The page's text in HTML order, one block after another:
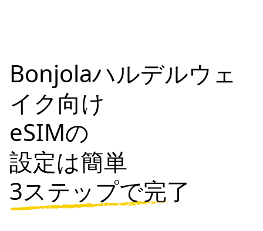
Bonjolaハルデルウェ
イク向け
eSIMの
設定は簡単
3ステップで完了